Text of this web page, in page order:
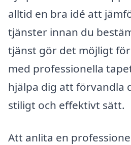
alltid en bra idé att
tjänster innan du
tjänst gör det möjligt
med professionella
hjälpa dig att förvandla
stiligt och effektivt sätt.
Att anlita en